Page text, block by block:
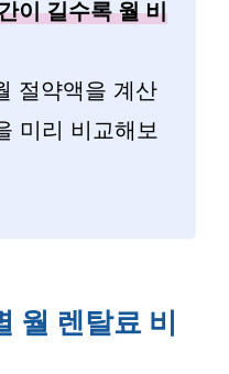
이 길수록 월 비
절약액을 계산
미리 비교해보
월 렌탈료 비